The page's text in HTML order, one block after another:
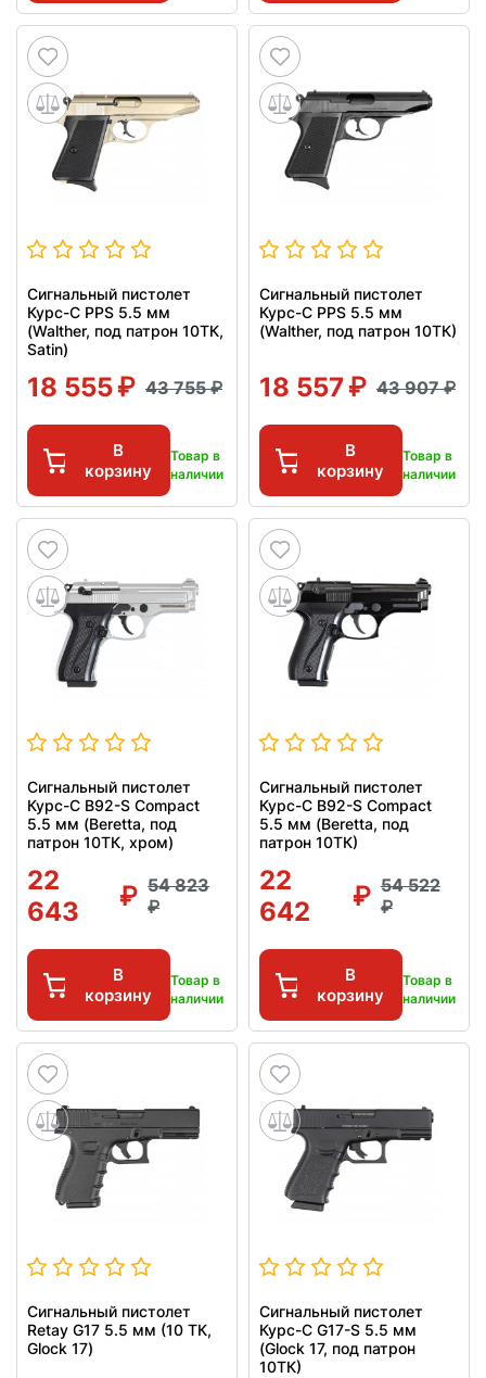
Сигнальный пистолет
Курс-С PPS 5.5 мм
(Walther, под патрон 10ТК,
Satin)
18 555 43 755
В
корзину
Товар в
наличии
Сигнальный пистолет
Курс-С PPS 5.5 мм
(Walther, под патрон 10ТК)
18 557 43 907
В
корзину
Товар в
наличии
Сигнальный пистолет
Курс-С B92-S Compact
5.5 мм (Beretta, под
патрон 10ТК, хром)
22
643
54 823
В
корзину
Товар в
наличии
Сигнальный пистолет
Курс-С B92-S Compact
5.5 мм (Beretta, под
патрон 10ТК)
22
642
54 522
В
корзину
Товар в
наличии
Сигнальный пистолет
Retay G17 5.5 мм (10 ТК,
Glock 17)
Сигнальный пистолет
Курс-С G17-S 5.5 мм
(Glock 17, под патрон
10ТК)